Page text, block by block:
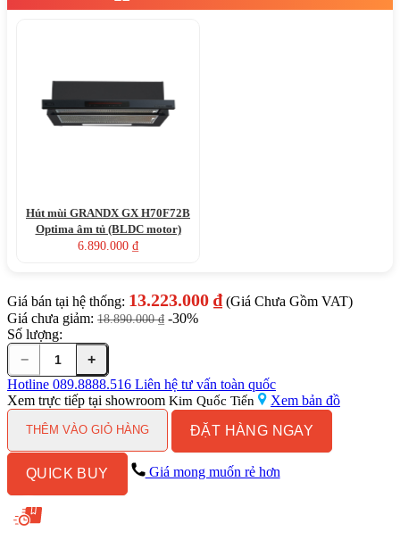
Hút mùi GRANDX GX H70F72B
Optima âm tủ (BLDC motor)
6.890.000 ₫
Giá bán tại hệ thống: 13.223.000 ₫ (Giá Chưa Gồm VAT)
Giá chưa giảm: 18.890.000₫ -30%
Số lượng:
điện
từ
GRANDX
GX
IH738Lux
3
vùng
nấu
−
+
Hotline 089.8888.516 Liên hệ tư vấn toàn quốc
Xem trực tiếp tại showroom Kim Quốc Tiến Xem bản đồ
THÊM VÀO GIỎ HÀNG ĐẶT HÀNG NGAY
QUICK BUY Giá mong muốn rẻ hơn